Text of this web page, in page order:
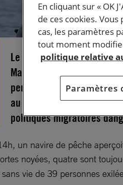
Le 24 novembre 2021, 27
Manche, quatre autres
personnes avaient en
au Royaume-Uni. Un an
politiques migratoires
un navire de pêche
noyées, quatre sont
vie de 39 personnes
En cliquant sur « OK
de ces cookies.
cas, les paramètres
tout moment
politique relative
Paramètres